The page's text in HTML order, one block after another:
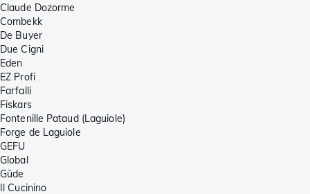
Claude Dozorme
Combekk
De Buyer
Due Cigni
Eden
EZ Profi
Farfalli
Fiskars
Fontenille Pataud (Laguiole)
Forge de Laguiole
GEFU
Global
Güde
Il Cucinino